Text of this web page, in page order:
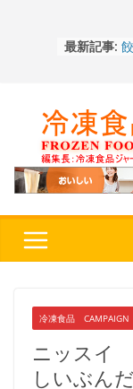
最新記事:
冷凍食品 CAMPAIGN
ニッスイ
しいぶん